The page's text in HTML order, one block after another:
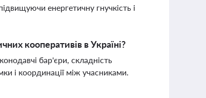
енергетичну гнучкість і
кооперативів в Україні?
бар'єри, складність
і координації між учасниками.